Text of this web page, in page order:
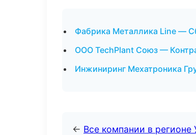
Фабрика Металлика Line —
ООО TechPlant Союз —
Инжиниринг Мехатроника
← Все компании в